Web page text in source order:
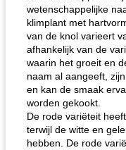
wetenschappelijke
klimplant met
van de knol varieert
afhankelijk van de
waarin het groeit en
naam al aangeeft,
en kan de smaak
worden gekookt.
De rode variëteit
terwijl de witte en
hebben. De rode